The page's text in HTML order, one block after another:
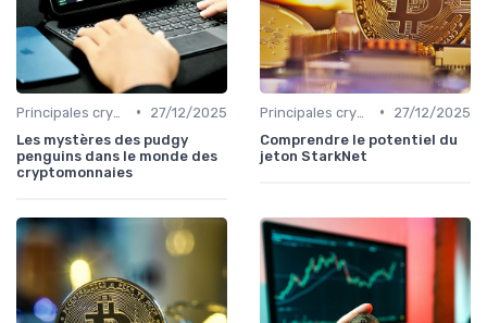
•
27/12/2025
Les mystères des pudgy
penguins dans le monde des
cryptomonnaies
•
27/12/2025
Comprendre le potentiel du
jeton StarkNet